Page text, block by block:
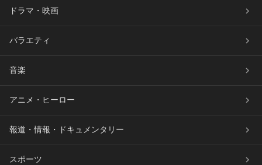
ドラマ・映画
バラエティ
音楽
アニメ・ヒーロー
報道・情報・ドキュメンタリー
スポーツ